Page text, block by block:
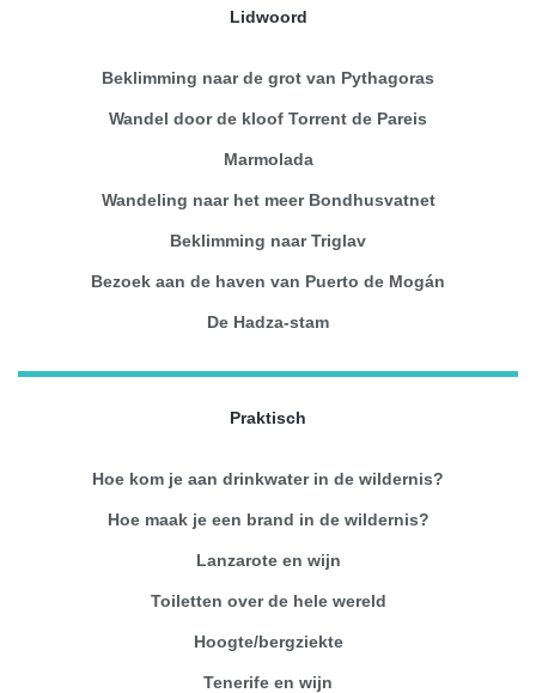
Lidwoord
Beklimming naar de grot van Pythagoras
Wandel door de kloof Torrent de Pareis
Marmolada
Wandeling naar het meer Bondhusvatnet
Beklimming naar Triglav
Bezoek aan de haven van Puerto de Mogán
De Hadza-stam
Praktisch
Hoe kom je aan drinkwater in de wildernis?
Hoe maak je een brand in de wildernis?
Lanzarote en wijn
Toiletten over de hele wereld
Hoogte/bergziekte
Tenerife en wijn